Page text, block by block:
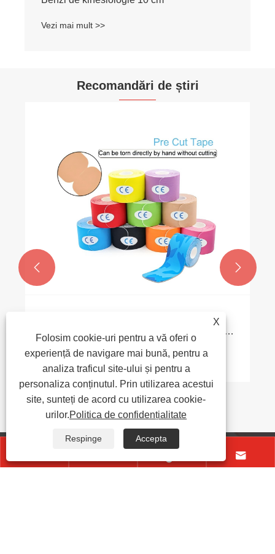
Vezi mai mult >>
Recomandări de știri
asistență care schimbă jocul pentru sportul
modern și asistența medicală?
Vezi mai mult >>
 
+86-15158578060

X
Folosim cookie-uri pentru a vă oferi o
experiență de navigare mai bună, pentru a
analiza traficul site-ului și pentru a
personaliza conținutul. Prin utilizarea acestui
site, sunteți de acord cu utilizarea cookie-
urilor.Politica de confidențialitate
Respinge Accepta